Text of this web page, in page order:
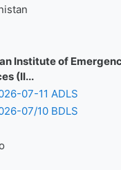
Institute of
(II...
07-11 ADLS
07/10 BDLS